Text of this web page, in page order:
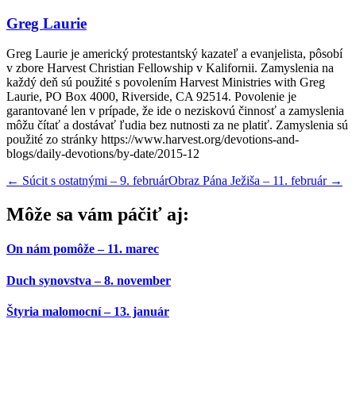
Greg Laurie
Greg Laurie je americký protestantský kazateľ a evanjelista, pôsobí
v zbore Harvest Christian Fellowship v Kalifornii. Zamyslenia na
každý deň sú použité s povolením Harvest Ministries with Greg
Laurie, PO Box 4000, Riverside, CA 92514. Povolenie je
garantované len v prípade, že ide o neziskovú činnosť a zamyslenia
môžu čítať a dostávať ľudia bez nutnosti za ne platiť. Zamyslenia sú
použité zo stránky https://www.harvest.org/devotions-and-
blogs/daily-devotions/by-date/2015-12
← Súcit s ostatnými – 9. februárObraz Pána Ježiša – 11. február →
Môže sa vám páčiť aj:
On nám pomôže – 11. marec
Duch synovstva – 8. november
Štyria malomocní – 13. január